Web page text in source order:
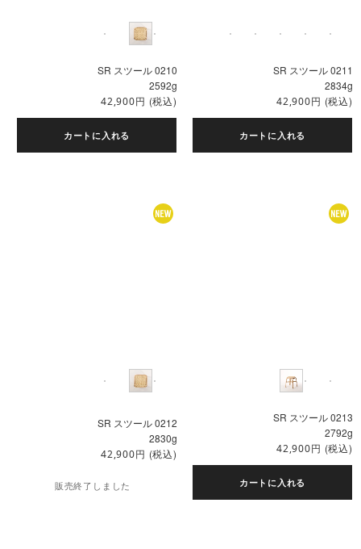
SR スツール 0210
2592g
42,900円 (税込)
カートに入れる
SR スツール 0211
2834g
42,900円 (税込)
カートに入れる
SR スツール 0212
2830g
42,900円 (税込)
販売終了しました
SR スツール 0213
2792g
42,900円 (税込)
カートに入れる